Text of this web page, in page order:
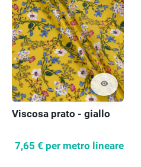
visibility
Viscosa prato - giallo
7,65 € per metro lineare